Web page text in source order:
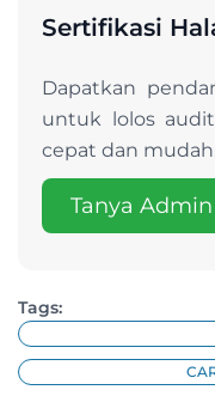
Sertifikasi
Dapatkan
untuk lolos
cepat dan
Tanya
Tags: